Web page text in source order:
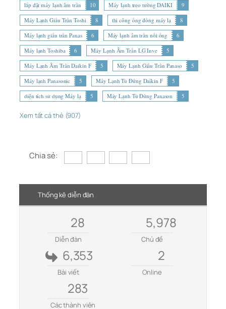
lắp đặt máy lạnh âm trần
10 Máy lạnh treo tường DAIKI
9
Máy Lạnh Giấu Trần Toshi
8 thi công ống đồng máy lạ
8
Máy lạnh giấu trần Panas
6 Máy lạnh âm trần nối ống
6
Máy lạnh Toshiba
6 Máy Lạnh Âm Trần LG Inve
5
Máy Lạnh Âm Trần Daikin F
5 Máy Lạnh Giấu Trần Panaso
5
Máy lạnh Panasonic
5 Máy Lạnh Tủ Đứng Daikin F
5
diện tích sử dụng Máy lạ
5 Máy Lạnh Tủ Đứng Panason 5
Xem tất cả thẻ (907)
Chia sẻ:
Thống kê diễn đàn
28
Diễn đàn
5,978
Chủ đề
6,353
Bài viết
2
Online
283
Các thành viên